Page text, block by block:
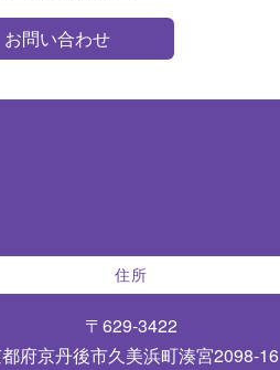
お問い合わせ
住所
〒629-3422
府京丹後市久美浜町湊宮2098-16